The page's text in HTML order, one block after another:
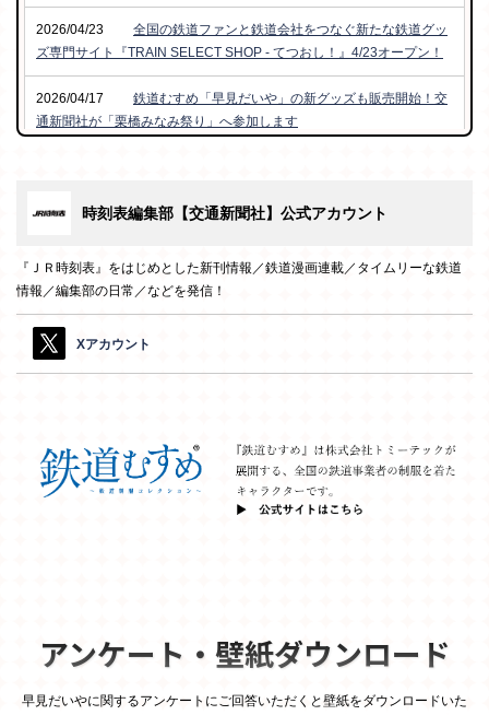
2026/04/23 全国の鉄道ファンと鉄道会社をつなぐ新たな鉄道グッ
ズ専門サイト『TRAIN SELECT SHOP - てつおし！』4/23オープン！
2026/04/17 鉄道むすめ「早見だいや」の新グッズも販売開始！交
通新聞社が「栗橋みなみ祭り」へ参加します
鉄道むすめ特別コラボ企画を開催
ェスティバルで先行販売！
2025/09/24『鉄道むすめ』27名が協力！鉄道フェスティバルにて
銚子電気鉄道「外川つくし」＆交通新聞社「早見だい
や」コラボ企画開催！
「早見だいや」公式グッズ全4種を発売！
時刻表編集部【交通新聞社】公式アカウント
『ＪＲ時刻表』をはじめとした新刊情報／鉄道漫画連載／タイムリーな鉄道
情報／編集部の日常／などを発信！
Xアカウント
アンケート・壁紙ダウンロード
早見だいやに関するアンケートにご回答いただくと壁紙をダウンロードいた